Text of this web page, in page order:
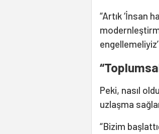
“Artık ‘İnsan
Peki, nasıl
uzlaşma
“Bizim